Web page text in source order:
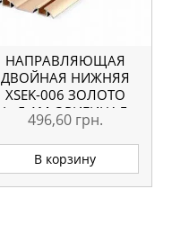
НАПРАВЛЯЮЩАЯ
ДВОЙНАЯ НИЖНЯЯ
ХSEK-006 ЗОЛОТО
L=5.1М ОРИГИНАЛ
496,60 грн.
В корзину